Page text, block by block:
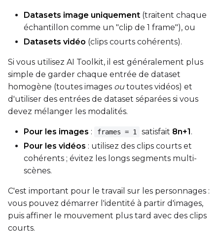
Toggle Walk Seed
Walk Seed
ToggleSkip First Sample
Skip First Sample
ToggleForce First
Force First Sample
Sample Prompts (10)
Prompt
Datasets image uniquement (traitent chaque
échantillon comme un "clip de 1 frame"), ou
Datasets vidéo (clips courts cohérents).
Si vous utilisez AI Toolkit, il est généralement plus
simple de garder chaque entrée de dataset
homogène (toutes images ou toutes vidéos) et
d'utiliser des entrées de dataset séparées si vous
devez mélanger les modalités.
Pour les images : frames = 1 satisfait 8n+1.
Pour les vidéos : utilisez des clips courts et
cohérents ; évitez les longs segments multi-
scènes.
C'est important pour le travail sur les personnages :
vous pouvez démarrer l'identité à partir d'images,
puis affiner le mouvement plus tard avec des clips
courts.